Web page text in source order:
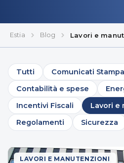
Estia Blog Lavori e
Tutti
Comunicati Stampa
Contabilità e spese
Incentivi Fiscali
Lavori e
Regolamenti
Sicurezza
LAVORI E MANUTENZIONI